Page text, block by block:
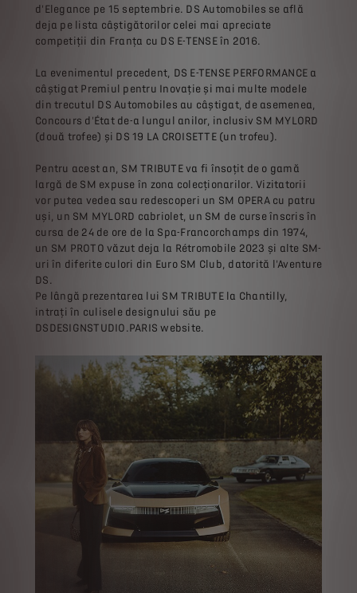
d'Elegance pe 15 septembrie. DS Automobiles se află
deja pe lista câștigătorilor celei mai apreciate
competiții din Franța cu DS E-TENSE în 2016.
La evenimentul precedent, DS E-TENSE PERFORMANCE a
câștigat Premiul pentru Inovație și mai multe modele
din trecutul DS Automobiles au câștigat, de asemenea,
Concours d'État de-a lungul anilor, inclusiv SM MYLORD
(două trofee) și DS 19 LA CROISETTE (un trofeu).
Pentru acest an, SM TRIBUTE va fi însoțit de o gamă
largă de SM expuse în zona colecționarilor. Vizitatorii
vor putea vedea sau redescoperi un SM OPERA cu patru
uși, un SM MYLORD cabriolet, un SM de curse înscris în
cursa de 24 de ore de la Spa-Francorchamps din 1974,
un SM PROTO văzut deja la Rétromobile 2023 și alte SM-
uri în diferite culori din Euro SM Club, datorită l'Aventure
DS.
Pe lângă prezentarea lui SM TRIBUTE la Chantilly,
intrați în culisele designului său pe
DSDESIGNSTUDIO.PARIS website.